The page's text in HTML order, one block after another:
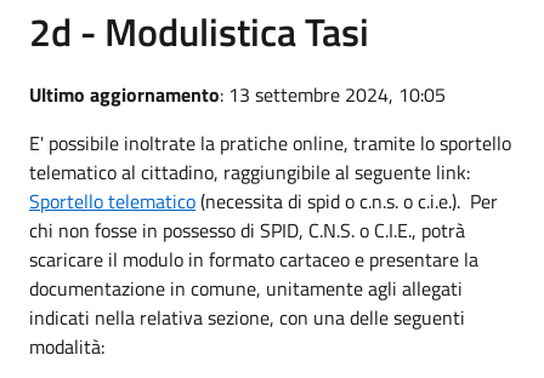
2d - Modulistica Tasi
Ultimo aggiornamento: 13 settembre 2024, 10:05
E' possibile inoltrate la pratiche online, tramite lo sportello
telematico al cittadino, raggiungibile al seguente link:
Sportello telematico(necessita di spid o c.n.s. o c.i.e.). Per
chi non fosse in possesso di SPID, C.N.S. o C.I.E., potrà
scaricare il modulo in formato cartaceo e presentare la
documentazione in comune, unitamente agli allegati
indicati nella relativa sezione, con una delle seguenti
modalità: